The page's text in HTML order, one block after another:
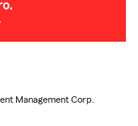
Management Corp.